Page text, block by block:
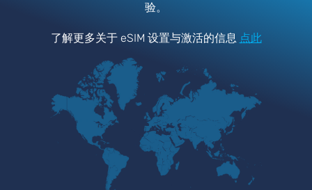
验。
了解更多关于 eSIM 设置与激活的信息 点此